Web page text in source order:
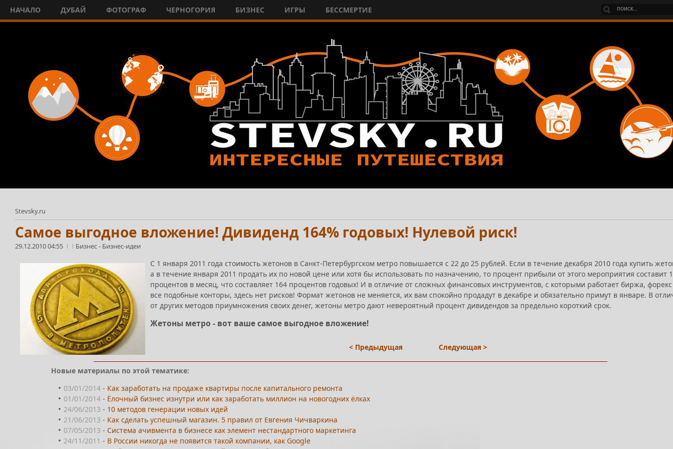
НАЧАЛО ДУБАЙ ФОТОГРАФ ЧЕРНОГОРИЯ БИЗНЕС ИГРЫ БЕССМЕРТИЕ
Stevsky.ru
Самое выгодное вложение! Дивиденд 164% годовых! Нулевой риск!
29.12.2010 04:55 Бизнес- Бизнес-идеи
С 1 января 2011 года стоимость жетонов в Санкт-Петербургском метро повышается с 22 до 25 рублей. Если в течение декабря 2010 года купить
а в течение января 2011 продать их по новой цене или хотя бы использовать по назначению, то процент прибыли от этого мероприятия составит
процентов в месяц, что составляет 164 процентов годовых! И в отличие от сложных финансовых инструментов, с которыми работает биржа,
все подобные конторы, здесь нет рисков! Формат жетонов не меняется, их вам спокойно продадут в декабре и обязательно примут в январе. В
от других методов приумножения своих денег, жетоны метро дают невероятный процент дивидендов за предельно короткий срок.
Жетоны метро - вот ваше самое выгодное вложение!
< Предыдущая Следующая >
Новые материалы по этой тематике:
03/01/2014 - Как заработать на продаже квартиры после капитального ремонта
01/01/2014 - Ёлочный бизнес изнутри или как заработать миллион на новогодних ёлках
24/06/2013 - 10 методов генерации новых идей
21/06/2013 - Как сделать успешный магазин. 5 правил от Евгения Чичваркина
07/05/2013 - Система ачивмента в бизнесе как элемент нестандартного маркетинга
24/11/2011 - В России никогда не появится такой компании, как Google